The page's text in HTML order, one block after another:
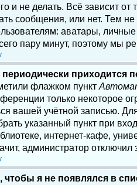
и не делать. Всё зависит
сообщения, или нет. Тем
аватары, личные
пару минут, поэтому мы
приходится
флажком пункт
только некоторое
вашей учётной записью.
указанный пункт при
интернет-кафе,
администратор
чтобы я не появлялся в